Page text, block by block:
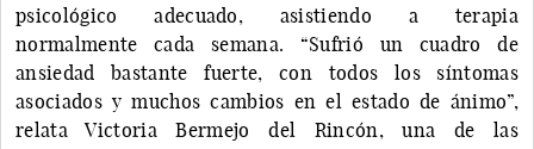
psicológico adecuado, asistiendo a terapia
normalmente cada semana. “Sufrió un cuadro de
ansiedad bastante fuerte, con todos los síntomas
asociados y muchos cambios en el estado de ánimo”,
relata Victoria Bermejo del Rincón, una de las